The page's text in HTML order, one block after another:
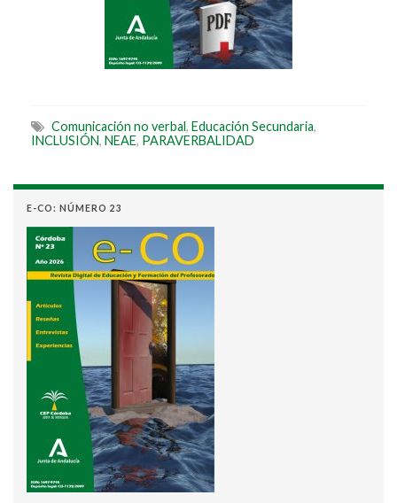
Comunicación no verbal, Educación Secundaria,
INCLUSIÓN, NEAE, PARAVERBALIDAD
E-CO: NÚMERO 23